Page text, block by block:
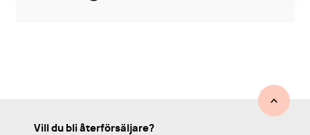
Vill du bli återförsäljare?